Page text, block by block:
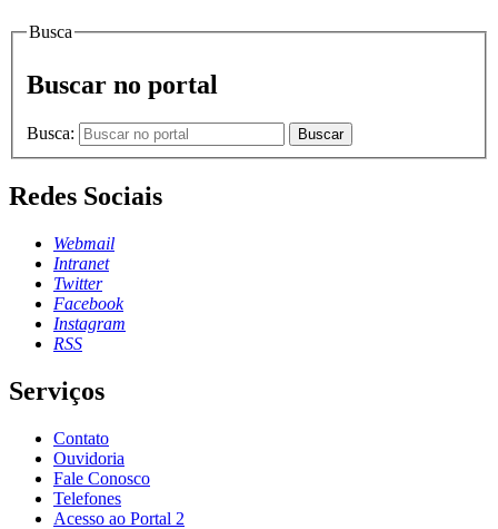
Busca
Buscar no portal
Busca: Buscar
Redes Sociais
Webmail
Intranet
Twitter
Facebook
Instagram
RSS
Serviços
Contato
Ouvidoria
Fale Conosco
Telefones
Acesso ao Portal 2